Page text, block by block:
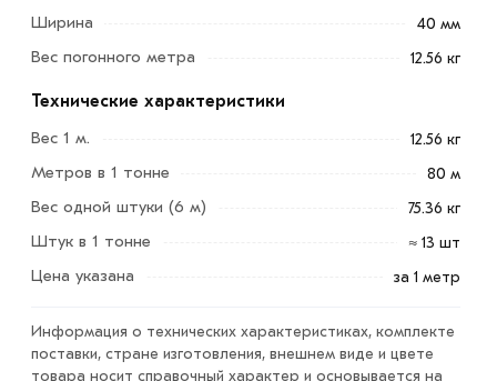
Квадрат стальной 40х40 мм применяют во время
возведения коммерческих, промышленных объектов,
установки опорных конструкций (плит перекрытий,
балконов).
Его используют при изготовлении промышленного
оборудования, лестниц, ограждений, кровли,
козырьков, ворот, теплиц, навесов, беседок и других
металлоконструкций.
низкоуглеродистой и углеродистой стали. Материал
стойкий к механическим повреждениям. Продукт
Ширина 40 мм
Вес погонного метра 12.56 кг
Технические характеристики
Вес 1 м.
12.56 кг
Метров в 1 тонне 80 м
Вес одной штуки (6 м) 75.36 кг
Штук в 1 тонне ≈ 13 шт
Цена указана за 1 метр
Информация о технических характеристиках, комплекте
поставки, стране изготовления, внешнем виде и цвете
товара носит справочный характер и основывается на